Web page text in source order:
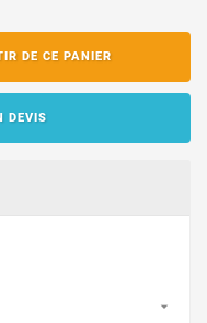
DE CE PANIER
DEVIS
